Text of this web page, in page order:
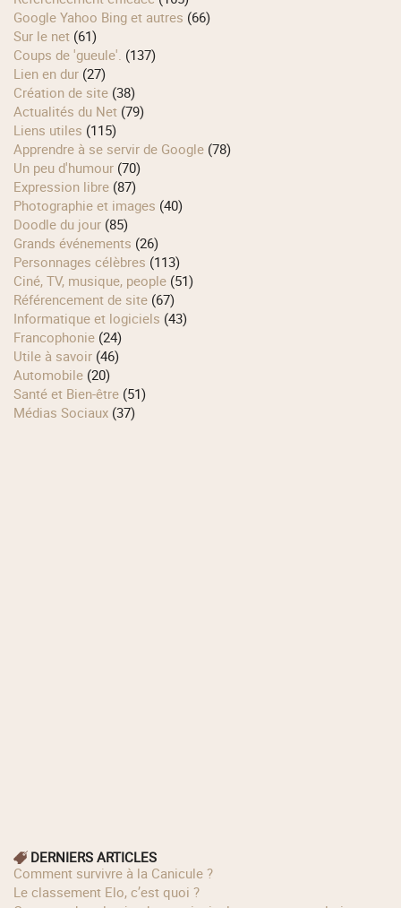
Google Yahoo Bing et autres (66)
Sur le net (61)
Coups de 'gueule'. (137)
Lien en dur (27)
Création de site (38)
Actualités du Net (79)
Liens utiles (115)
Apprendre à se servir de Google (78)
Un peu d'humour (70)
Expression libre (87)
Photographie et images (40)
Doodle du jour (85)
Grands événements (26)
Personnages célèbres (113)
Ciné, TV, musique, people (51)
Référencement de site (67)
Informatique et logiciels (43)
Francophonie (24)
Utile à savoir (46)
Automobile (20)
Santé et Bien-être (51)
Médias Sociaux (37)
DERNIERS ARTICLES
Comment survivre à la Canicule ?
Le classement Elo, c’est quoi ?